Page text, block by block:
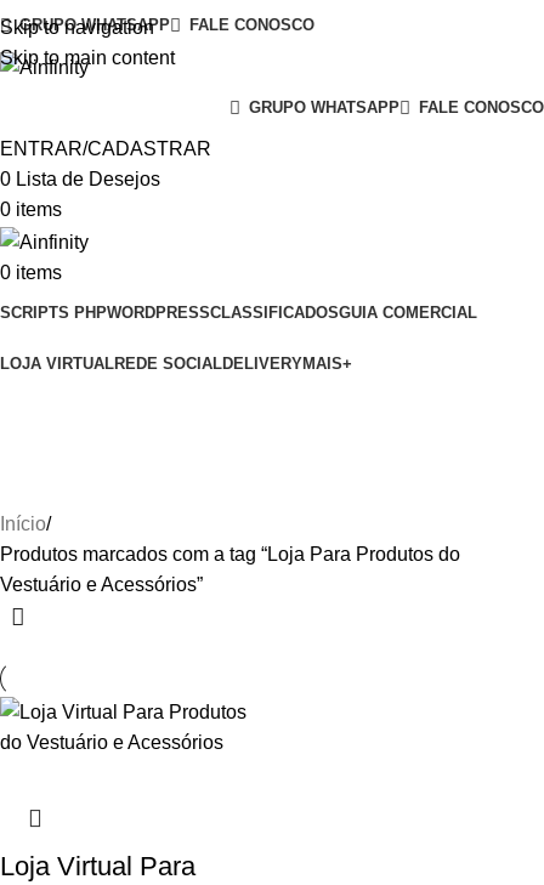
Skip to navigation
Skip to main content
GRUPO WHATSAPP FALE CONOSCO
GRUPO WHATSAPP FALE CONOSCO
ENTRAR/CADASTRAR
0 Lista de Desejos
0 items
0 items
SCRIPTS PHPWORDPRESSCLASSIFICADOSGUIA COMERCIAL
LOJA VIRTUALREDE SOCIALDELIVERYMAIS+
Início
Produtos marcados com a tag “Loja Para Produtos do
Vestuário e Acessórios”
Loja Virtual Para